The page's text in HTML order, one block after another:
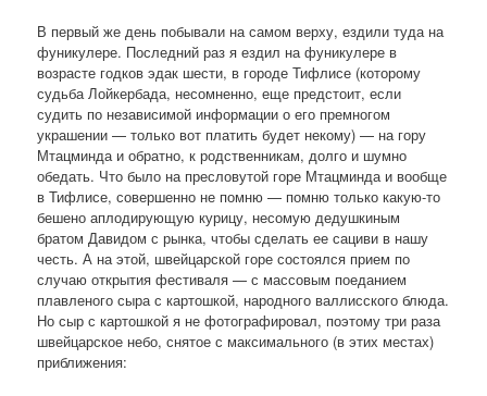
В первый же день побывали на самом верху, ездили туда на
фуникулере. Последний раз я ездил на фуникулере в
возрасте годков эдак шести, в городе Тифлисе (которому
судьба Лойкербада, несомненно, еще предстоит, если
судить по независимой информации о его премногом
украшении — только вот платить будет некому) — на гору
Мтацминда и обратно, к родственникам, долго и шумно
обедать. Что было на пресловутой горе Мтацминда и вообще
в Тифлисе, совершенно не помню — помню только какую-то
бешено аплодирующую курицу, несомую дедушкиным
братом Давидом с рынка, чтобы сделать ее сациви в нашу
честь. А на этой, швейцарской горе состоялся прием по
случаю открытия фестиваля — с массовым поеданием
плавленого сыра с картошкой, народного валлисского блюда.
Но сыр с картошкой я не фотографировал, поэтому три раза
швейцарское небо, снятое с максимального (в этих местах)
приближения: